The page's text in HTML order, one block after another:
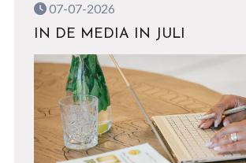
07-07-2026
IN DE MEDIA IN JULI